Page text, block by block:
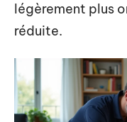
légèrement plus
réduite.